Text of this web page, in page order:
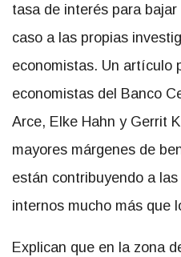
tasa de interés para
caso a las propias
economistas. Un artículo
economistas del Banco
Arce, Elke Hahn y Gerrit
mayores márgenes de
están contribuyendo a
internos mucho más que
Explican que en la zona